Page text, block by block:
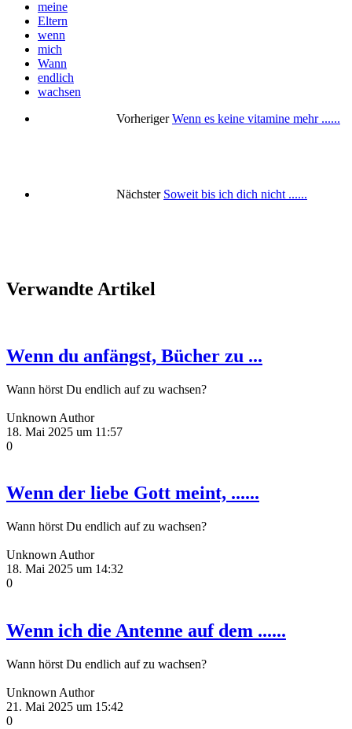
meine
Eltern
wenn
mich
Wann
endlich
wachsen
Vorheriger Wenn es keine vitamine mehr ......
Nächster Soweit bis ich dich nicht ......
Verwandte Artikel
Wenn du anfängst, Bücher zu ...
Wann hörst Du endlich auf zu wachsen?
Unknown Author
18. Mai 2025 um 11:57
0
Wenn der liebe Gott meint, ......
Wann hörst Du endlich auf zu wachsen?
Unknown Author
18. Mai 2025 um 14:32
0
Wenn ich die Antenne auf dem ......
Wann hörst Du endlich auf zu wachsen?
Unknown Author
21. Mai 2025 um 15:42
0